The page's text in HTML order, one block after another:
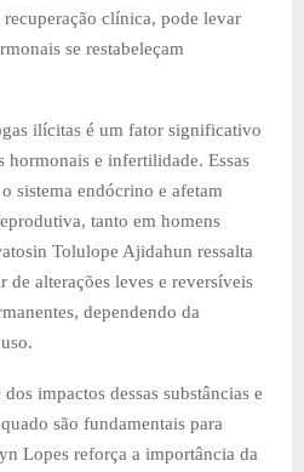
clínica, pode levar
se restabeleçam
ilícitas é um fator significativo
hormonais e infertilidade. Essas
sistema endócrino e afetam
tanto em homens
Tolulope Ajidahun ressalta
de alterações leves e reversíveis
dependendo da
impactos dessas substâncias e
são fundamentais para
Lopes reforça a importância da